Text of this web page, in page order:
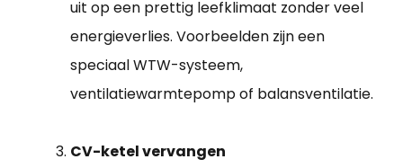
uit op een prettig leefklimaat zonder veel
energieverlies. Voorbeelden zijn een
speciaal WTW-systeem,
ventilatiewarmtepomp of balansventilatie.
CV-ketel vervangen